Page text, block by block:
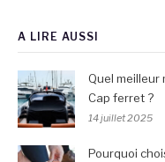
A LIRE AUSSI
Quel meilleur
Cap ferret ?
14 juillet 2025
Pourquoi